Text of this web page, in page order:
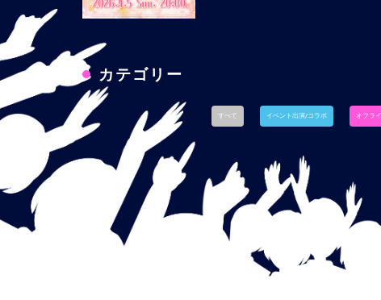
カテゴリー
すべて イベント出演/コラボ オフラ